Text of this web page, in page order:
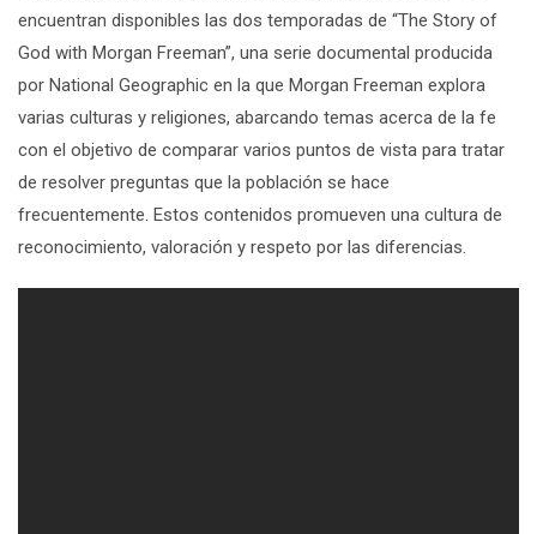
encuentran disponibles las dos temporadas de “The Story of
God with Morgan Freeman”, una serie documental producida
por National Geographic en la que Morgan Freeman explora
varias culturas y religiones, abarcando temas acerca de la fe
con el objetivo de comparar varios puntos de vista para tratar
de resolver preguntas que la población se hace
frecuentemente. Estos contenidos promueven una cultura de
reconocimiento, valoración y respeto por las diferencias.